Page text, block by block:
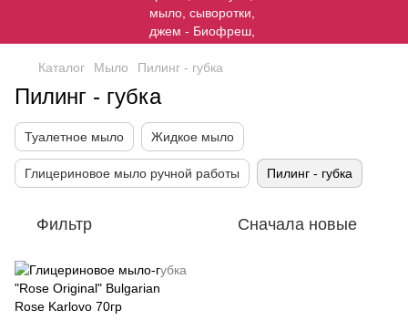
Каталог Мыло Пилинг - губка
Пилинг - губка
Туалетное мыло Жидкое мыло
Глицериновое мыло ручной работы Пилинг - губка
Фильтр Сначала новые